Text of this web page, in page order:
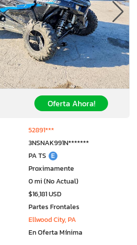
Oferta Ahora!
52891***
3NSNAK991N*******
PA TS E
Proximamente
0 mi (No Actual)
$16,181 USD
Partes Frontales
Ellwood City, PA
En Oferta Mínima